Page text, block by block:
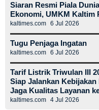
Siaran Resmi Piala
Ekonomi, UMKM Kaltim
kaltimes.com 6 Jul 2026
Tugu Penjaga Ingatan
kaltimes.com 6 Jul 2026
Tarif Listrik Triwulan III
Siap Jalankan
Jaga Kualitas Layanan
kaltimes.com 4 Jul 2026